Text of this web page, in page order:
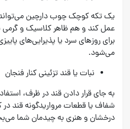
یک تکه کوچک چوب دارچین
عمل کند و هم ظاهر کلاسیک و
برای روزهای سرد یا پذیرایی‌های
می‌شود.
نبات یا قند تزئینی کنار فنجان
به جای قرار دادن قند در ظرف،
شفاف یا قطعات مرواریدگونه قند در
درخشان و هنری به چیدمان شما